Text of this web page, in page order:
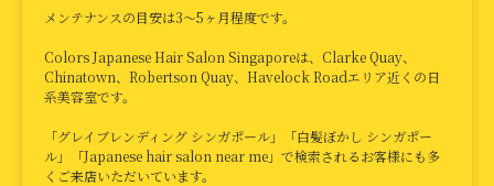
メンテナンスの目安は3〜5ヶ月程度です。
Colors Japanese Hair Salon Singaporeは、Clarke Quay、
Chinatown、Robertson Quay、Havelock Roadエリア近くの日
系美容室です。
「グレイブレンディング シンガポール」「白髪ぼかし シンガポー
ル」「Japanese hair salon near me」で検索されるお客様にも多
くご来店いただいています。